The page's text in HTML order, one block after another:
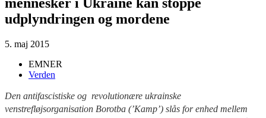
udplyndringen og mordene
5. maj 2015
EMNER
Verden
Den antifascistiske og revolutionære ukrainske
venstrefløjsorganisation Borotba (’Kamp’) slås for enhed mellem